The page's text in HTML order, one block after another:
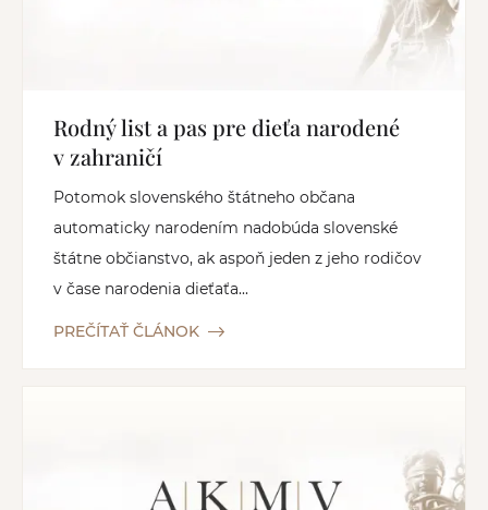
Rodný list a pas pre dieťa narodené
v zahraničí
Potomok slovenského štátneho občana
automaticky narodením nadobúda slovenské
štátne občianstvo, ak aspoň jeden z jeho rodičov
v čase narodenia dieťaťa...
PREČÍTAŤ ČLÁNOK